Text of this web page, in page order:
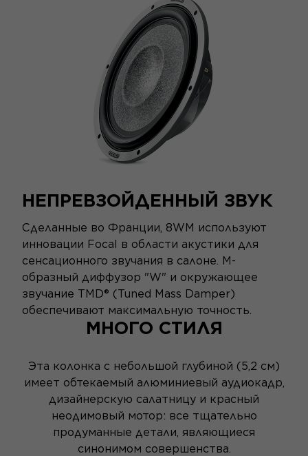
НЕПРЕВЗОЙДЕННЫЙ ЗВУК
Сделанные во Франции, 8WM используют
инновации Focal в области акустики для
сенсационного звучания в салоне. М-
образный диффузор "W" и окружающее
звучание TMD® (Tuned Mass Damper)
обеспечивают максимальную точность.
МНОГО СТИЛЯ
Эта колонка с небольшой глубиной (5,2 см)
имеет обтекаемый алюминиевый аудиокадр,
дизайнерскую салатницу и красный
неодимовый мотор: все тщательно
продуманные детали, являющиеся
синонимом совершенства.